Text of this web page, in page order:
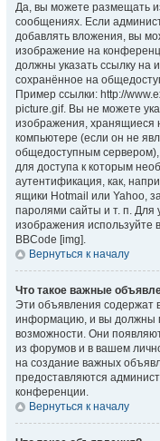
Да, вы можете размещать
сообщениях. Если
добавлять вложения, вы
изображение на
должны указать ссылку на
сохранённое на
Пример ссылки: http://
picture.gif. Вы не можете
изображения, хранящиеся
компьютере (если он не
общедоступным
для доступа к которым
аутентификация, как,
ящики Hotmail или Yahoo,
паролями сайты и т. п. Для
изображения используйте
BBCode [img].
Вернуться к началу
Что такое важные
Эти объявления содержат
информацию, и вы должны
возможности. Они
из форумов и в вашем
на создание важных
предоставляются
конференции.
Вернуться к началу